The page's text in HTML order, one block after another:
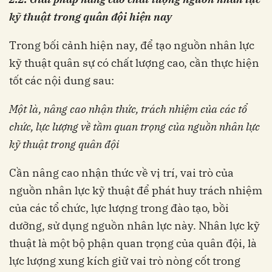
kỹ thuật trong quân đội hiện nay
Trong bối cảnh hiện nay, để tạo nguồn nhân lực
kỹ thuật quân sự có chất lượng cao, cần thực hiện
tốt các nội dung sau:
Một là, nâng cao nhận thức, trách nhiệm của các tổ
chức, lực lượng về tầm quan trọng của nguồn nhân lực
kỹ thuật trong quân đội
Cần nâng cao nhận thức về vị trí, vai trò của
nguồn nhân lực kỹ thuật để phát huy trách nhiệm
của các tổ chức, lực lượng trong đào tạo, bồi
dưỡng, sử dụng nguồn nhân lực này. Nhân lực kỹ
thuật là một bộ phận quan trọng của quân đội, là
lực lượng xung kích giữ vai trò nòng cốt trong